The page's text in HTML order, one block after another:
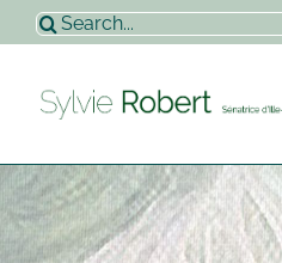
Passer
au
Rechercher: